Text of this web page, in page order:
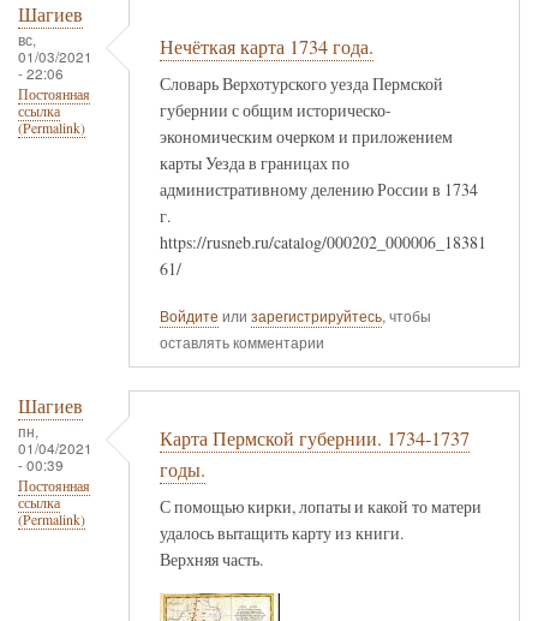
Шагиев
вс,
01/03/2021
- 22:06
Постоянная
ссылка
(Permalink)
Нечёткая карта 1734 года.
Словарь Верхотурского уезда Пермской
губернии с общим историческо-
экономическим очерком и приложением
карты Уезда в границах по
административному делению России в 1734
г.
https://rusneb.ru/catalog/000202_000006_18381
61/
Войдите или зарегистрируйтесь, чтобы
оставлять комментарии
Шагиев
пн,
01/04/2021
- 00:39
Постоянная
ссылка
(Permalink)
Карта Пермской губернии. 1734-1737
годы.
С помощью кирки, лопаты и какой то матери
удалось вытащить карту из книги.
Верхняя часть.